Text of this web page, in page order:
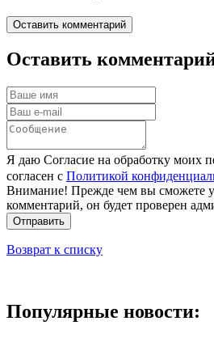
Оставить комментарий
Оставить
Я даю Согласие на обработку моих
согласен с Политикой
Внимание! Прежде чем вы сможете
комментарий, он будет проверен
Отправить
Возврат к списку
Популярные новости: